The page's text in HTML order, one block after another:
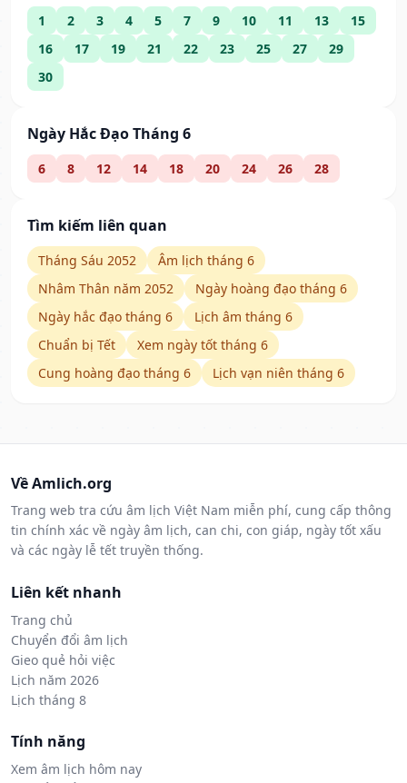
1 2 3 4 5 7 9 10 11 13
15
16
17 19 21 22 23 25 27
29
30
Ngày Hắc Đạo Tháng 6
6 8 12 14 18 20 24 26 28
Tìm kiếm liên quan
Tháng Sáu 2052
Âm lịch tháng 6
Nhâm Thân năm 2052
Ngày hoàng đạo tháng 6
Ngày hắc đạo tháng 6
Lịch âm tháng 6
Chuẩn bị Tết
Xem ngày tốt tháng 6
Cung hoàng đạo tháng 6
Lịch vạn niên tháng 6
Về Amlich.org
Trang web tra cứu âm lịch Việt Nam miễn phí, cung cấp thông
tin chính xác về ngày âm lịch, can chi, con giáp, ngày tốt xấu
và các ngày lễ tết truyền thống.
Liên kết nhanh
Trang chủ
Chuyển đổi âm lịch
Gieo quẻ hỏi việc
Lịch năm 2026
Lịch tháng 8
Tính năng
Xem âm lịch hôm nay